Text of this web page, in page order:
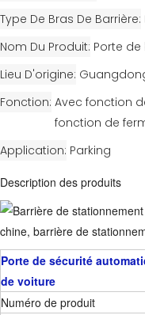
Type De Bras De Barrière
Nom Du Produit Porte
Lieu D'origine
Fonction Avec fonction
fonction de
Application Parking
Description des produits
Porte de sécurité
de voiture
Numéro de produit